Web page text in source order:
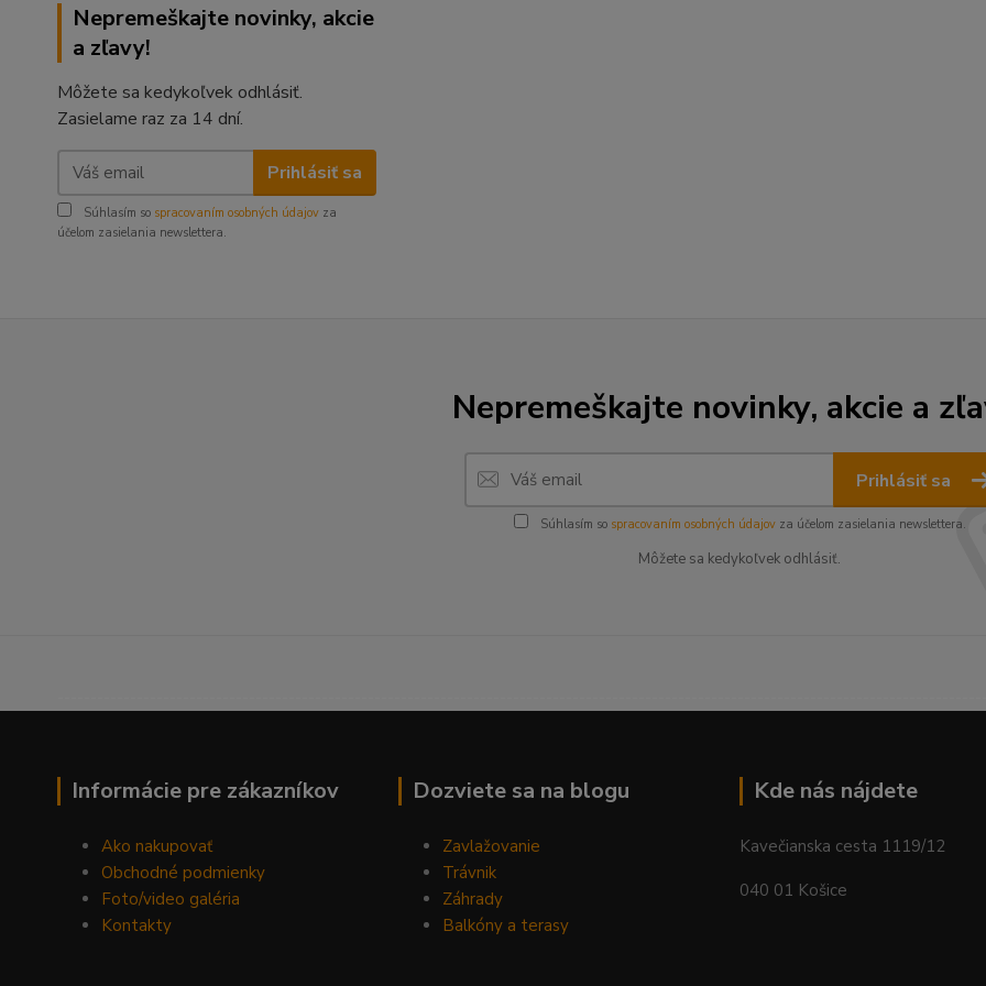
Nepremeškajte novinky, akcie
a zľavy!
Môžete sa kedykoľvek odhlásiť.
Zasielame raz za 14 dní.
Prihlásiť sa
Súhlasím so spracovaním osobných údajov za
účelom zasielania newslettera.
Nepremeškajte novinky, akcie a
Prihlásiť sa
Súhlasím so spracovaním osobných údajovza účelom zasielania newslettera.
Môžete sa kedykoľvek odhlásiť.
Informácie pre zákazníkov
Ako nakupovať
Obchodné podmienky
Foto/video galéria
Kontakty
Dozviete sa na blogu
Zavlažovanie
Trávnik
Záhrady
Balkóny a terasy
Kde nás nájdete
Kavečianska cesta 1119/12
040 01 Košice